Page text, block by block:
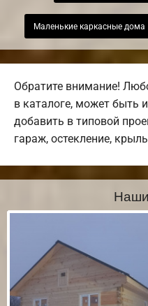
Маленькие каркасные дома
Обратите внимание!
в каталоге, может быть
добавить в типовой
гараж, остекление,